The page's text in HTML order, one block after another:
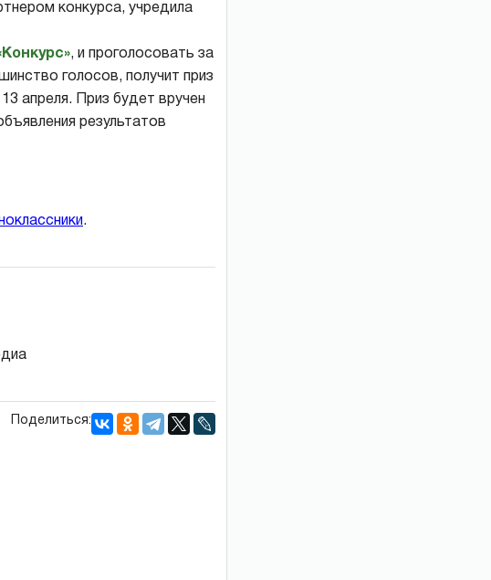
конкурса, учредила
, и проголосовать за
голосов, получит приз
апреля. Приз будет вручен
результатов
.
Поделиться: